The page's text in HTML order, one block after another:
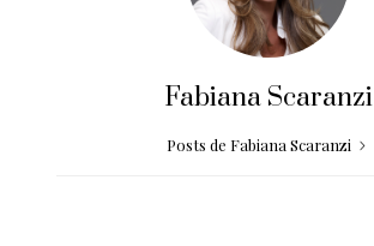
Fabiana Scaranzi
Posts de Fabiana Scaranzi